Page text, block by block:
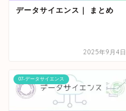
データサイエンス｜ まとめ
2025年9月4日
07-データサイエンス